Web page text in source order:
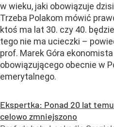
w wieku, jaki obowiązuje
Trzeba Polakom mówić
ktoś ma lat 30. czy 40.
tego nie ma ucieczki –
prof. Marek Góra
obowiązującego obecnie w
emerytalnego.
Ekspertka: Ponad 20 lat
celowo zmniejszono